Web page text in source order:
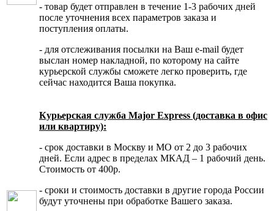
- товар будет отправлен в течение 1-3 рабочих дней
после уточнения всех параметров заказа и
поступления оплаты.
- для отслеживания посылки на Ваш e-mail будет
выслан номер накладной, по которому на сайте
курьерской службы сможете легко проверить, где
сейчас находится Ваша покупка.
Курьерская служба Major Express (доставка в офис
или квартиру):
- срок доставки в Москву и МО от 2 до 3 рабочих
дней. Если адрес в пределах МКАД – 1 рабочий день.
Стоимость от 400р.
- сроки и стоимость доставки в другие города России
будут уточнены при обработке Вашего заказа.